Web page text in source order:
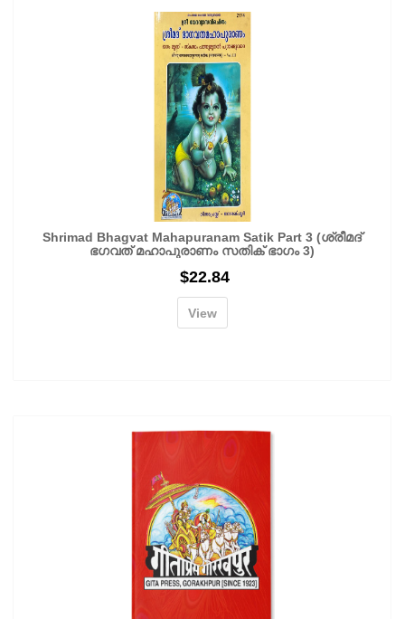
Shrimad Bhagvat Mahapuranam Satik Part 3 (ശ്രീമദ്
ഭഗവത് മഹാപുരാണം സതിക് ഭാഗം 3)
$22.84
View